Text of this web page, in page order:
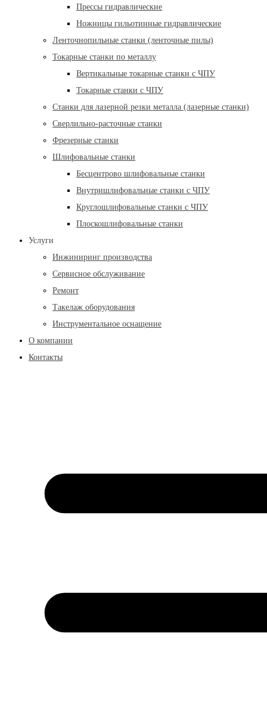
Прессы гидравлические
Ножницы гильотинные гидравлические
Ленточнопильные станки (ленточные пилы)
Токарные станки по металлу
Вертикальные токарные станки с ЧПУ
Токарные станки с ЧПУ
Станки для лазерной резки металла (лазерные станки)
Сверлильно-расточные станки
Фрезерные станки
Шлифовальные станки
Бесцентрово шлифовальные станки
Внутришлифовальные станки с ЧПУ
Круглошлифовальные станки с ЧПУ
Плоскошлифовальные станки
Услуги
Инжиниринг производства
Сервисное обслуживание
Ремонт
Такелаж оборудования
Инструментальное оснащение
О компании
Контакты